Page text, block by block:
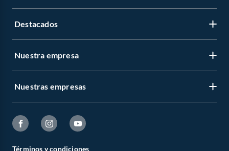
Destacados
Nuestra empresa
Nuestras empresas
Términos y condiciones